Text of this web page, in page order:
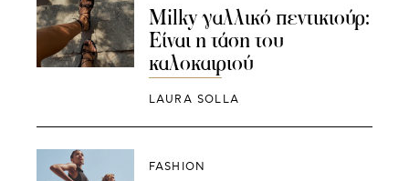
Milky γαλλικό πεντικιούρ:
Είναι η τάση του
καλοκαιριού
LAURA SOLLA
FASHION